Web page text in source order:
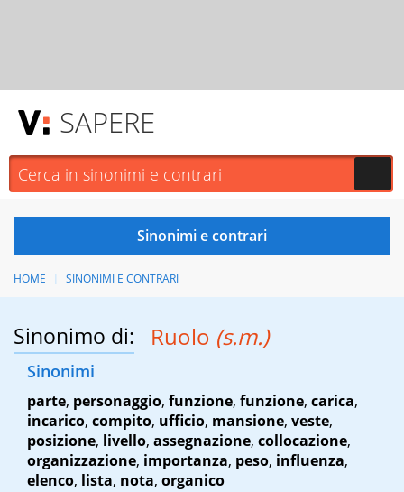
SAPERE
HOME SINONIMI E CONTRARI
Sinonimo di: Ruolo (s.m.)
Sinonimi
parte, personaggio, funzione, funzione, carica,
incarico, compito, ufficio, mansione, veste,
posizione, livello, assegnazione, collocazione,
organizzazione, importanza, peso, influenza,
elenco, lista, nota, organico